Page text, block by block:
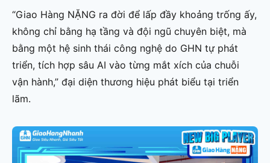
“Giao Hàng NẶNG ra đời để lấp đầy khoảng trống ấy,
không chỉ bằng hạ tầng và đội ngũ chuyên biệt, mà
bằng một hệ sinh thái công nghệ do GHN tự phát
triển, tích hợp sâu AI vào từng mắt xích của chuỗi
vận hành,” đại diện thương hiệu phát biểu tại triển
lãm.